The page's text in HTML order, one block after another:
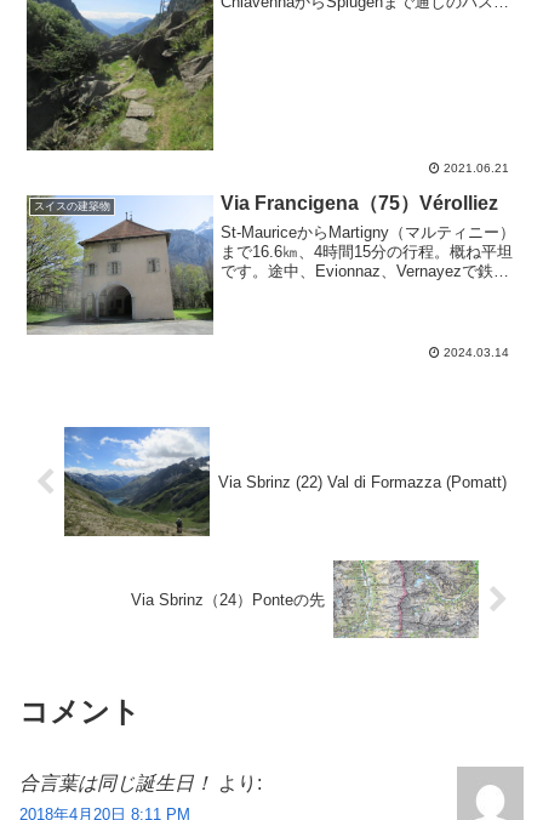
2021.06.21
スイスの建築物 Via Francigena（75）Vérolliez
St-MauriceからMartigny（マルティニー）
まで16.6㎞、4時間15分の行程。概ね平坦
です。途中、Evionnaz、Vernayezで鉄道
2024.03.14
Via Sbrinz (22) Val di Formazza (Pomatt)
Via Sbrinz（24）Ponteの先
コメント
合言葉は同じ誕生日！ より:
2018年4月20日 8:11 PM